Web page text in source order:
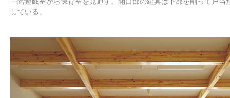
している。